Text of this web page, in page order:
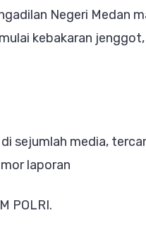
di
PN
Negeri Medan
kebakaran
sejumlah media,
laporan
POLRI.